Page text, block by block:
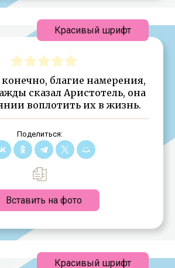
благие намерения,
сказал Аристотель, она
воплотить их в жизнь.
Поделиться:
Вставить на фото
Красивый шрифт
Красивый шрифт